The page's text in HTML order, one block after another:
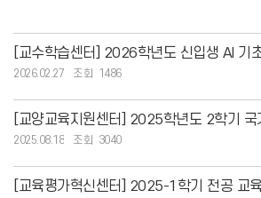
2026.02.27
1486
2025.08.18
3040